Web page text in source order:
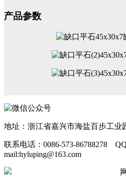
产品参数
地址：浙江省嘉兴市海盐百步工业
联系电话：0086-573-86788278
mail:hyluping@163.com